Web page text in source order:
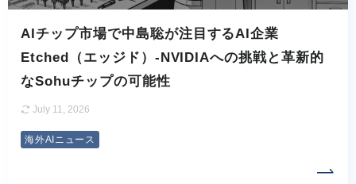
AIチップ市場で中島聡が注目するAI企業
Etched（エッジド）-NVIDIAへの挑戦と革新的
なSohuチップの可能性
July 11, 2026
海外AIニュース